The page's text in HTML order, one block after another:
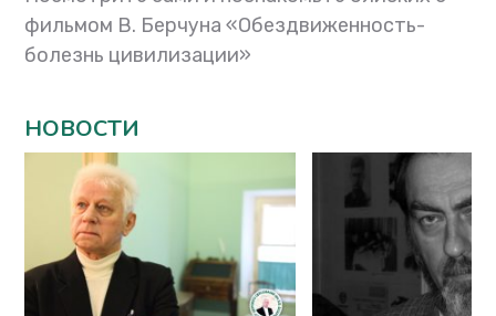
фильмом В. Берчуна «Обездвиженность-
болезнь цивилизации»
НОВОСТИ